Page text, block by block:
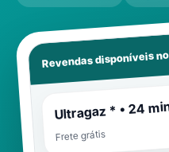
Revendas disponíveis
Ultragaz * • 24
Frete grátis